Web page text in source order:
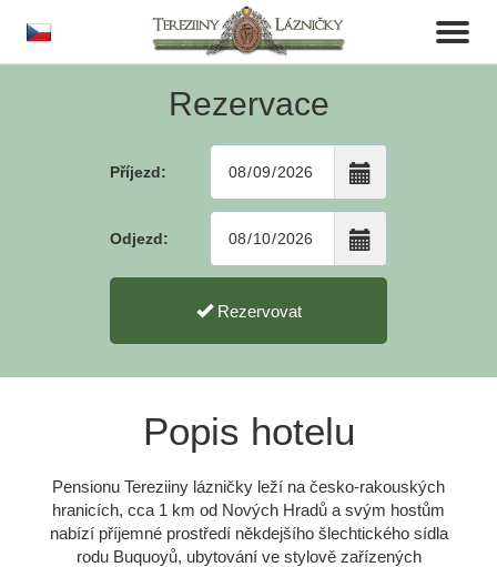
Toggle
Rezervace
Příjezd:
Odjezd:
Rezervovat
Popis hotelu
Pensionu Tereziiny lázničky leží na česko-rakouských
hranicích, cca 1 km od Nových Hradů a svým hostům
nabízí příjemné prostředí někdejšího šlechtického sídla
rodu Buquoyů, ubytování ve stylově zařízených